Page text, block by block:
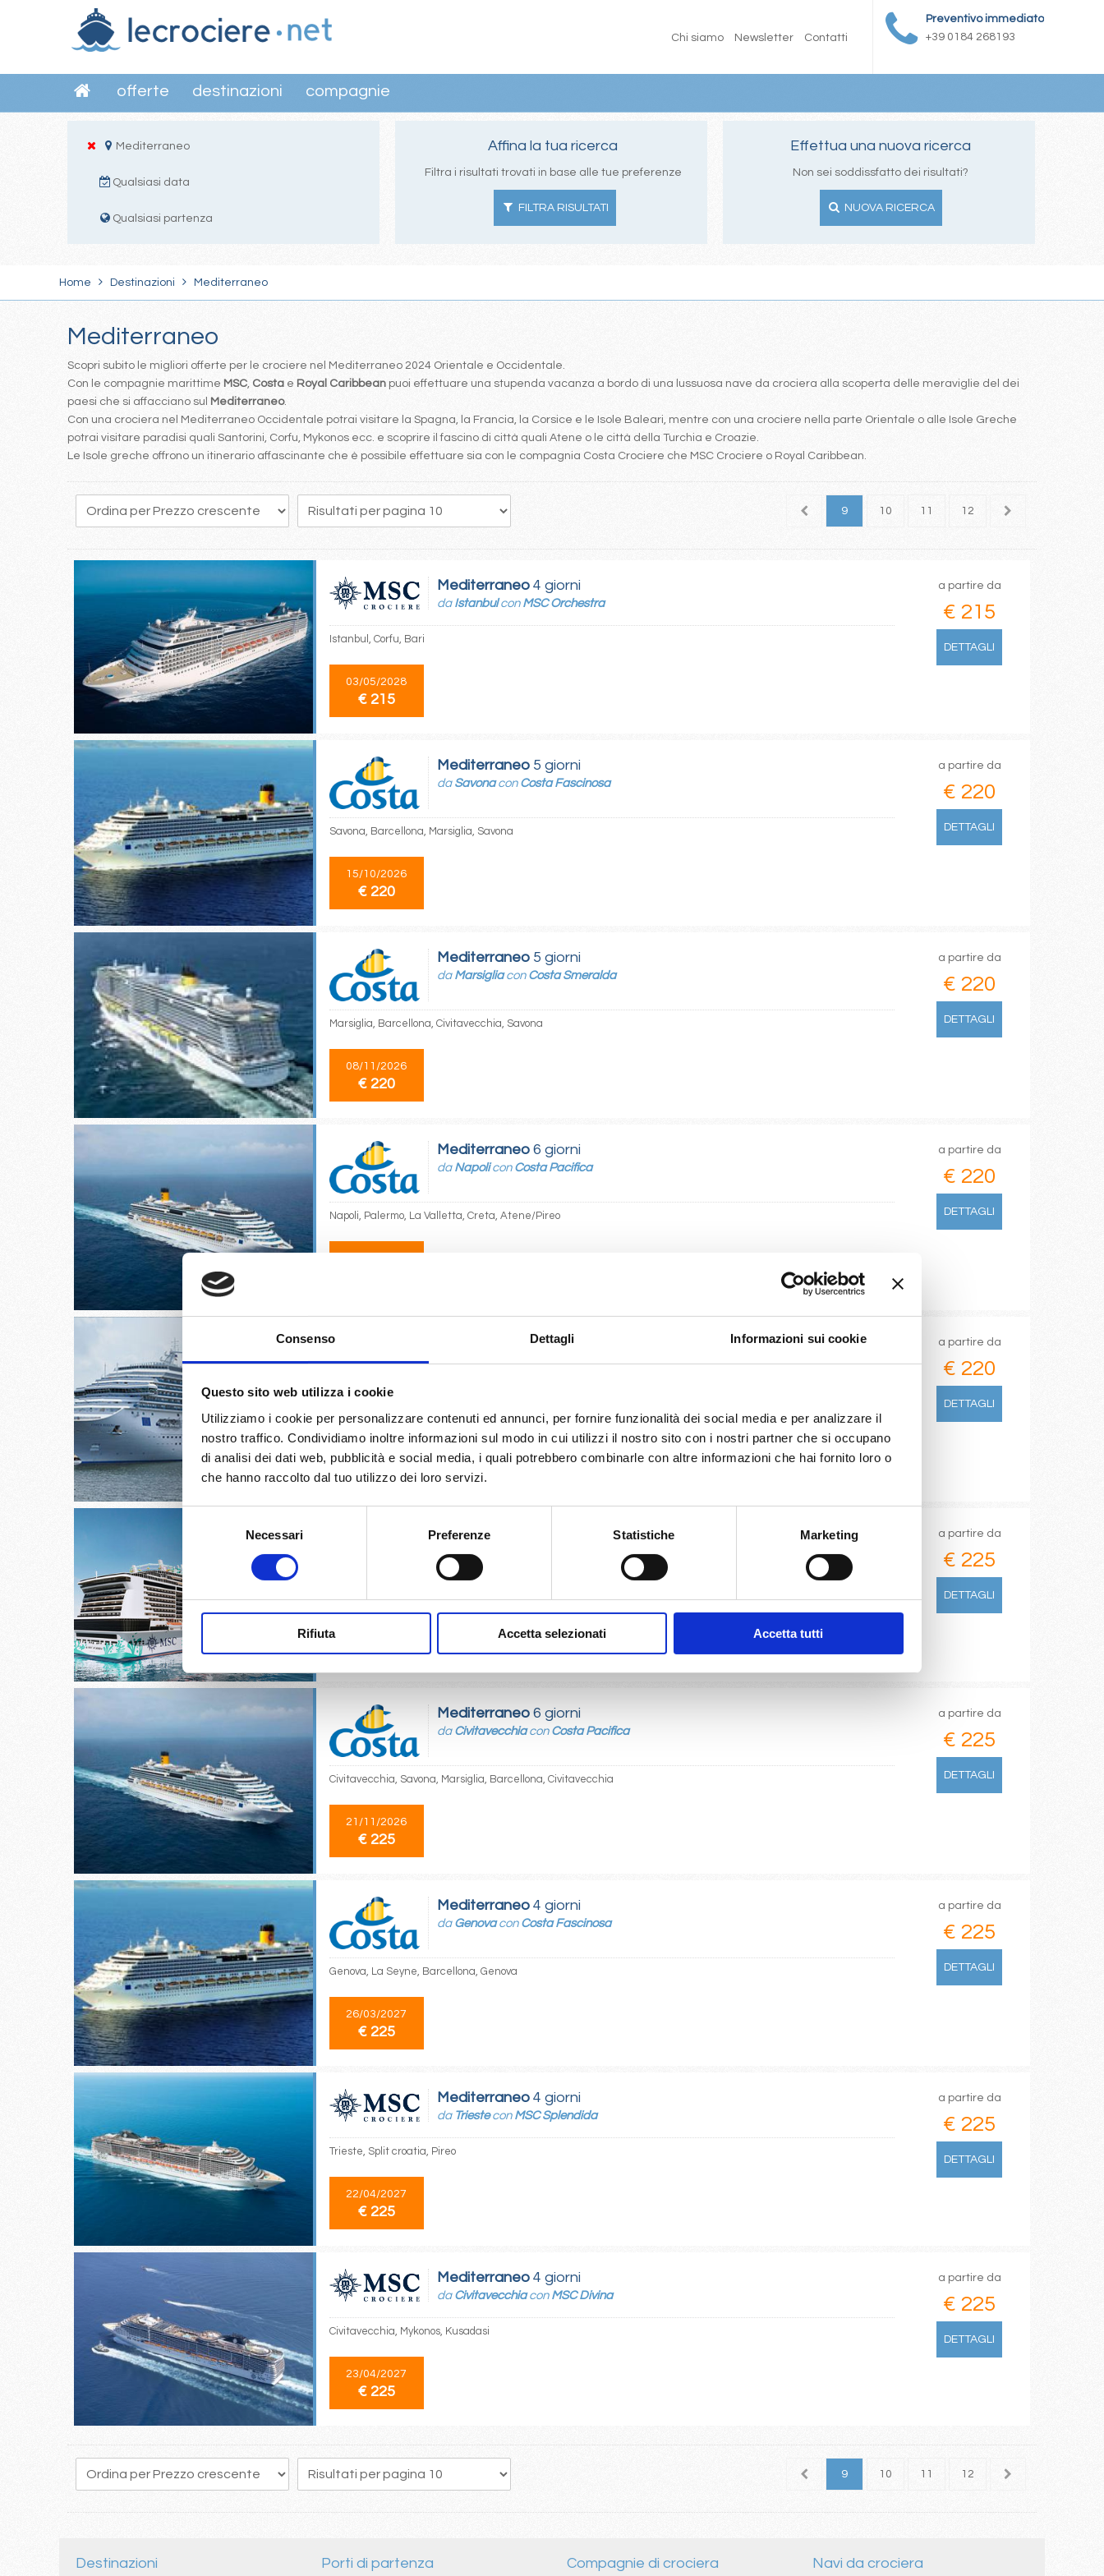
Consenso Dettagli Informazioni sui cookie
Questo sito web utilizza i cookie
Utilizziamo i cookie per personalizzare contenuti ed annunci, per fornire funzionalità dei social media e per analizzare il
nostro traffico. Condividiamo inoltre informazioni sul modo in cui utilizzi il nostro sito con i nostri partner che si occupano
di analisi dei dati web, pubblicità e social media, i quali potrebbero combinarle con altre informazioni che hai fornito loro o
che hanno raccolto dal tuo utilizzo dei loro servizi.
Necessari Preferenze Statistiche Marketing
Rifiuta Accetta selezionati Accetta tutti
Preventivo immediato
+39 0184 268193
Chi siamo Newsletter Contatti
offerte destinazioni compagnie
Mediterraneo
Qualsiasi data
Qualsiasi partenza
Affina la tua ricerca
Filtra i risultati trovati in base alle tue preferenze
FILTRA RISULTATI
Effettua una nuova ricerca
Non sei soddissfatto dei risultati?
NUOVA RICERCA
Home Destinazioni Mediterraneo
Mediterraneo
Scopri subito le migliori offerte per le crociere nel Mediterraneo 2024 Orientale e Occidentale.
Con le compagnie marittime MSC, Costa e Royal Caribbean puoi effettuare una stupenda vacanza a bordo di una lussuosa nave da crociera alla scoperta delle meraviglie del dei
paesi che si affacciano sul
Mediterraneo.
Con una crociera nel Mediterraneo Occidentale potrai visitare la Spagna, la Francia, la Corsice e le Isole Baleari, mentre con una crociere nella parte Orientale o alle Isole Greche
potrai visitare paradisi quali Santorini, Corfu, Mykonos ecc. e scoprire il fascino di città quali Atene o le città della Turchia e Croazie.
Le Isole greche offrono un itinerario affascinante che è possibile effettuare sia con le compagnia Costa Crociere che MSC Crociere o Royal Caribbean.
8 9 10 11 12 13
Mediterraneo 4 giorni
da Istanbulcon MSC Orchestra
Istanbul, Corfu, Bari
03/05/2028
€ 215
a partire da
€ 215
DETTAGLI
Mediterraneo 5 giorni
da Savonacon Costa Fascinosa
Savona, Barcellona, Marsiglia, Savona
15/10/2026
€ 220
a partire da
€ 220
DETTAGLI
Mediterraneo 5 giorni
da Marsigliacon Costa Smeralda
Marsiglia, Barcellona, Civitavecchia, Savona
08/11/2026
€ 220
a partire da
€ 220
DETTAGLI
Mediterraneo 6 giorni
da Napolicon Costa Pacifica
Napoli, Palermo, La Valletta, Creta, Atene/Pireo
a partire da
€ 220
DETTAGLI
4 giorni a partire da
€ 220
DETTAGLI
Mediterraneo
daBarcellona
a partire da
€ 225
DETTAGLI
Mediterraneo 6 giorni
da Civitavecchiacon Costa Pacifica
Civitavecchia, Savona, Marsiglia, Barcellona, Civitavecchia
21/11/2026
€ 225
a partire da
€ 225
DETTAGLI
Mediterraneo 4 giorni
da Genovacon Costa Fascinosa
Genova, La Seyne, Barcellona, Genova
26/03/2027
€ 225
a partire da
€ 225
DETTAGLI
Mediterraneo 4 giorni
da Triestecon MSC Splendida
Trieste, Split croatia, Pireo
22/04/2027
€ 225
a partire da
€ 225
DETTAGLI
Mediterraneo 4 giorni
da Civitavecchiacon MSC Divina
Civitavecchia, Mykonos, Kusadasi
23/04/2027
€ 225
a partire da
€ 225
DETTAGLI
8 9 10 11 12 13
Destinazioni Porti di partenza Compagnie di crociera Navi da crociera